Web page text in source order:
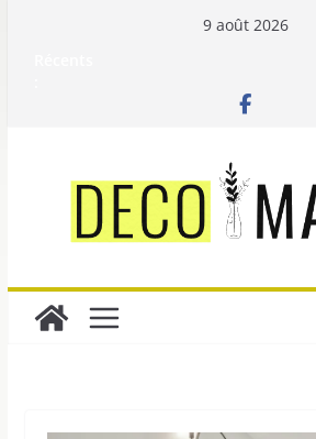
9 août 2026